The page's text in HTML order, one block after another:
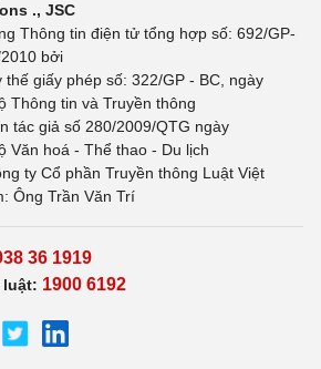
., JSC
Thông tin điện tử tổng hợp số: 692/GP-
bởi
giấy phép số: 322/GP - BC, ngày
Thông tin và Truyền thông
tác giả số 280/2009/QTG ngày
Văn hoá - Thể thao - Du lịch
ty Cổ phần Truyền thông Luật Việt
Ông Trần Văn Trí
36 1919
luật: 1900 6192